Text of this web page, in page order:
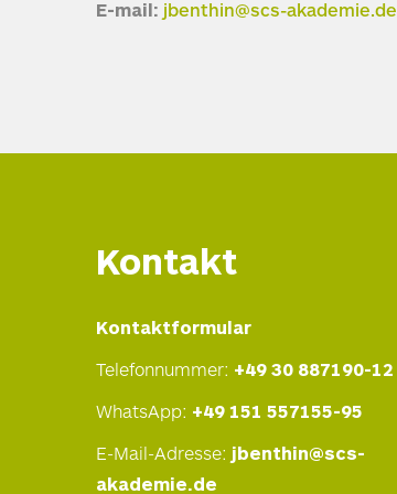
E-mail: jbenthin@scs-akademie.de
Kontakt
Kontaktformular
Telefonnummer: +49 30 887190-12
WhatsApp: +49 151 557155-95
E-Mail-Adresse: jbenthin@scs-
akademie.de